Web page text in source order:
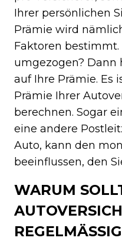
Ihrer persönlichen
Prämie wird
Faktoren bestimmt.
umgezogen? Dann
auf Ihre Prämie. Es
Prämie Ihrer
berechnen. Sogar
eine andere
Auto, kann den
beeinflussen, den
WARUM
REGELMÄSSIG